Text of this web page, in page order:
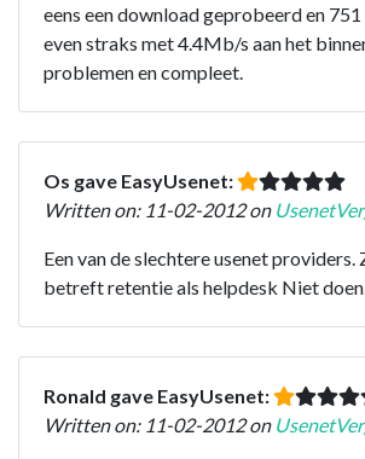
eens een download geprobeerd en
even straks met 4.4Mb/s aan het
problemen en compleet.
Os gave EasyUsenet:
Written on: 11-02-2012 on
Een van de slechtere usenet providers.
betreft retentie als helpdesk Niet doen.
Ronald gave EasyUsenet:
Written on: 11-02-2012 on